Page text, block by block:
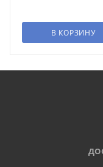
В КОРЗИНУ